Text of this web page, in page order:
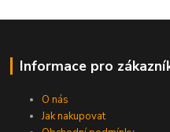
Informace pro
O nás
Jak nakupovat